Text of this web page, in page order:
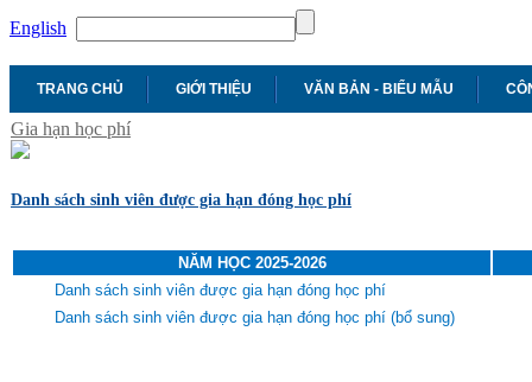
English
TRANG CHỦ GIỚI THIỆU VĂN BẢN - BIỂU MẪU
Gia hạn học phí
Danh sách sinh viên được gia hạn đóng học phí
NĂM HỌC 2025-2026
Danh sách sinh viên được gia hạn đóng học phí
Danh sách sinh viên được gia hạn đóng học phí (bổ sung)